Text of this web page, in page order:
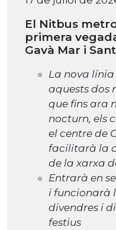
El Nitbus
primera
Gavà Mar i
La nova
aquests dos
que fins ara
nocturn, els
el centre de
facilitarà la
de la xarxa
Entrarà en
i funcionarà
divendres i
festius